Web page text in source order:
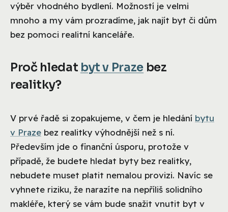
výběr vhodného bydlení. Možností je velmi
mnoho a my vám prozradíme, jak najít byt či dům
bez pomoci realitní kanceláře.
Proč hledat byt v Praze bez
realitky?
V prvé řadě si zopakujeme, v čem je hledání bytu
v Praze bez realitky výhodnější než s ní.
Především jde o finanční úsporu, protože v
případě, že budete hledat byty bez realitky,
nebudete muset platit nemalou provizi. Navíc se
vyhnete riziku, že narazíte na nepříliš solidního
makléře, který se vám bude snažit vnutit byt v